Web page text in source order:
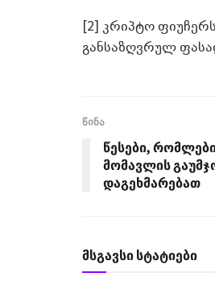
[2] კრიპტო
განსაზღვრულ
წინა
წესები,
მომავლის
დაგეხმარებათ
მსგავსი სტატიები